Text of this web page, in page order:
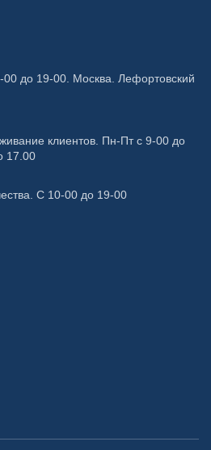
до 19-00. Москва. Лефортовский
клиентов. Пн-Пт с 9-00 до
17.00
С 10-00 до 19-00